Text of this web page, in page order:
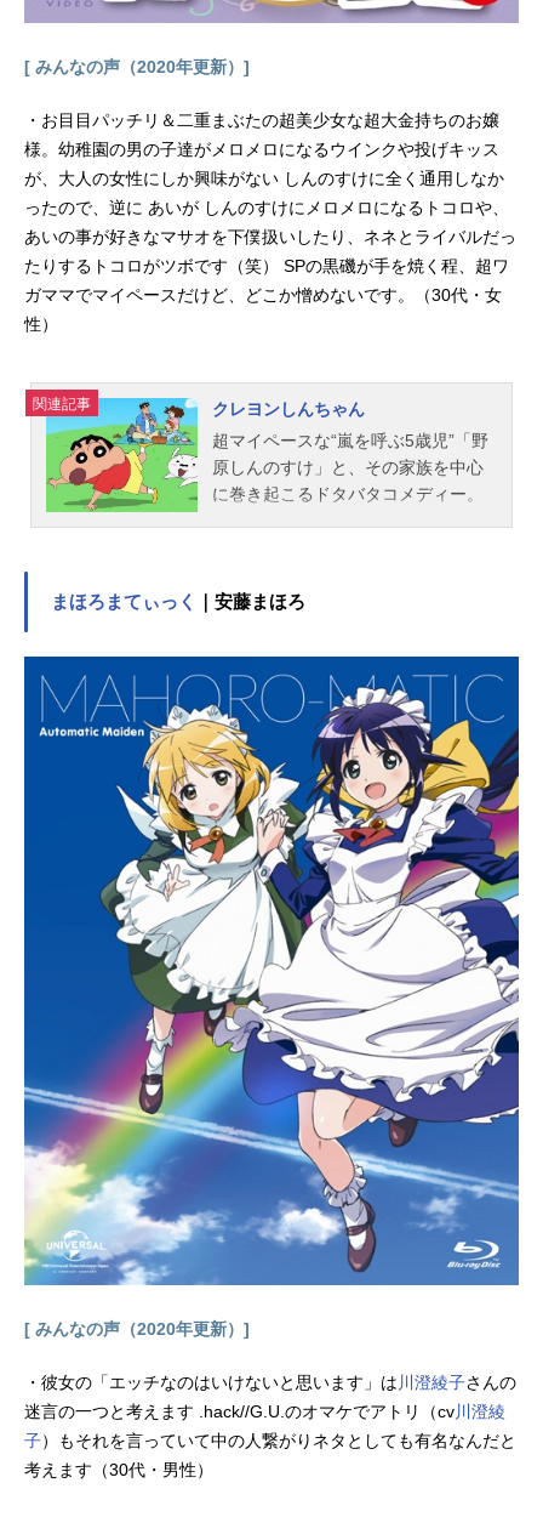
[ みんなの声（2020年更新）]
・お目目パッチリ＆二重まぶたの超美少女な超大金持ちのお嬢
様。幼稚園の男の子達がメロメロになるウインクや投げキッス
が、大人の女性にしか興味がない しんのすけに全く通用しなか
ったので、逆に あいが しんのすけにメロメロになるトコロや、
あいの事が好きなマサオを下僕扱いしたり、ネネとライバルだっ
たりするトコロがツボです（笑） SPの黒磯が手を焼く程、超ワ
ガママでマイペースだけど、どこか憎めないです。（30代・女
性）
関連記事
クレヨンしんちゃん
超マイペースな“嵐を呼ぶ5歳児”「野
原しんのすけ」と、その家族を中心
に巻き起こるドタバタコメディー。
にてキャスト野原しんのすけ：小林
原ひろし：森川智之野原ひまわり：
こおろぎさとみシロ、風間トオル：
真柴摩利桜田ネネ：林玉緒佐藤マサ
オ：一龍斎貞友ボーちゃん：佐藤智
恵園長先生〈高倉文太〉：森田順平
吉永みどり：七緒はるひまつざか
梅：富沢美智恵上尾ますみ：三石琴
乃小山むさえ：根谷美智子大原なな
こ：伊藤静隣のおばさん：鈴木れい
子ヨシりん：阪口大助ミッチー：大
本眞基子四郎：桜井敏治あいちゃ
ん：川澄綾子竜子：伊倉一恵マリ
ー：むたあきこお銀：星野千寿子ア
クション仮面：玄田哲章ぶりぶりざ
えもん：神谷浩史スタッフ原作：臼
井儀人（らくだ社）監督：ムトウユ
ージアニメーション制作：シンエイ
動画公開開始年＆季節1992春アニメ
(C)臼井儀人／双葉社・シンエイ・テ
レビ朝日・ADK『クレヨンしんちゃ
ん』公式サイト『クレヨンしんちゃ
ん』公式Twitter 「クレヨンしんちゃ
ん」のグッズを探す動画配信情報【P
R】※本ページは動画配信サ...
まほろまてぃっく ｜安藤まほろ
[ みんなの声（2020年更新）]
・彼女の「エッチなのはいけないと思います」は 川澄綾子さんの
迷言の一つと考えます .hack//G.U.のオマケでアトリ（cv川澄綾
子）もそれを言っていて中の人繋がりネタとしても有名なんだと
考えます（30代・男性）